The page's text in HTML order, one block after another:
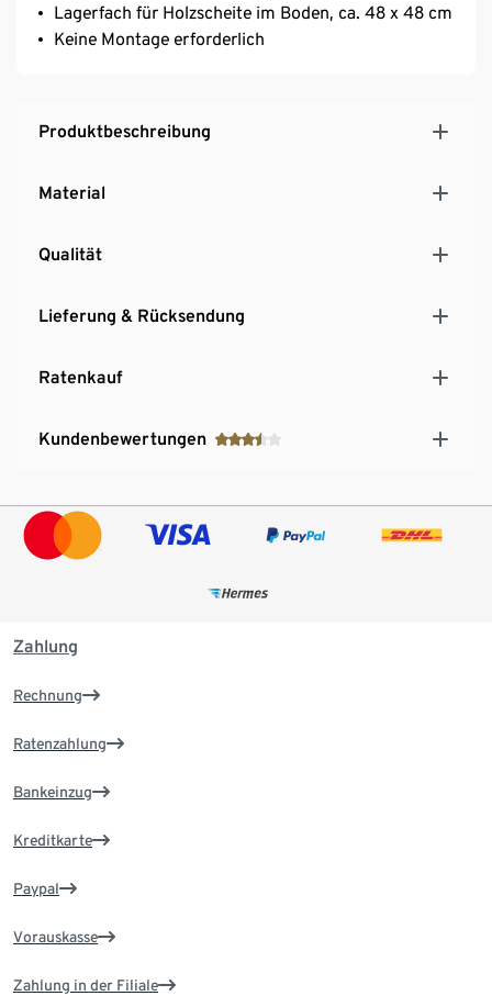
Lagerfach für Holzscheite im Boden, ca. 48 x 48 cm
Keine Montage erforderlich
Produktbeschreibung
Material
Qualität
Lieferung & Rücksendung
Ratenkauf
Kundenbewertungen
Zahlung
Rechnung
Ratenzahlung
Bankeinzug
Kreditkarte
Paypal
Vorauskasse
Zahlung in der Filiale